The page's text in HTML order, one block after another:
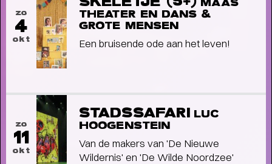
Short story
STADSPARK 100 JAAR- Legendarische
concerten op de Drafbaan
zo
4
okt
THEATER EN DANS &
GROTE MENSEN
Een bruisende ode aan het leven!
zo
11
okt
STADSSAFARI LUC
HOOGENSTEIN
Van de makers van 'De Nieuwe
Wildernis' en 'De Wilde Noordzee'